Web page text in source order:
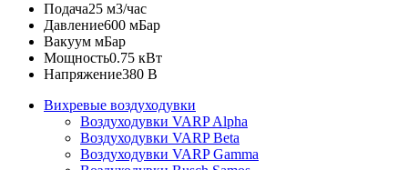
Подача25 м3/час
Давление600 мБар
Вакуум мБар
Мощность0.75 кВт
Напряжение380 В
Вихревые воздуходувки
Воздуходувки VARP Alpha
Воздуходувки VARP Beta
Воздуходувки VARP Gamma